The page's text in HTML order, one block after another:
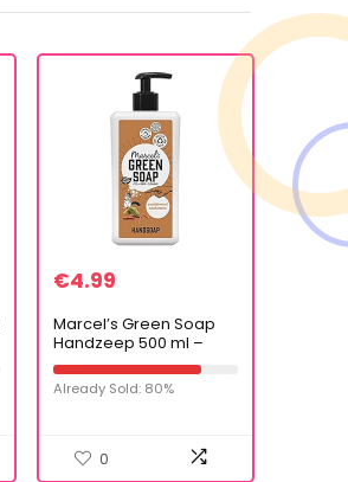
€4.99
Marcel’s Green Soap
Handzeep 500 ml –
Sandelhout &
Kardemom –
Plantaardig –
Already Sold: 80%
0